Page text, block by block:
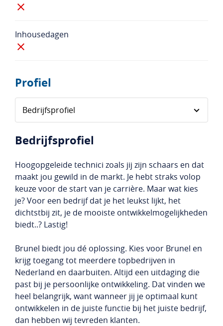
Inhousedagen
Profiel
Bedrijfsprofiel
Hoogopgeleide technici zoals jij zijn schaars en dat
maakt jou gewild in de markt. Je hebt straks volop
keuze voor de start van je carrière. Maar wat kies
je? Voor een bedrijf dat je het leukst lijkt, het
dichtstbij zit, je de mooiste ontwikkelmogelijkheden
biedt..? Lastig!
Brunel biedt jou dé oplossing. Kies voor Brunel en
krijg toegang tot meerdere topbedrijven in
Nederland en daarbuiten. Altijd een uitdaging die
past bij je persoonlijke ontwikkeling. Dat vinden we
heel belangrijk, want wanneer jij je optimaal kunt
ontwikkelen in de juiste functie bij het juiste bedrijf,
dan hebben wij tevreden klanten.